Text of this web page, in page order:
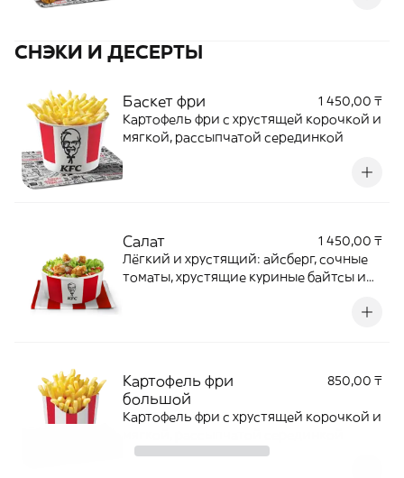
СНЭКИ И ДЕСЕРТЫ
Баскет фри
1 450,00 ₸
Картофель фри с хрустящей корочкой и
мягкой, рассыпчатой серединкой
Салат
1 450,00 ₸
Лёгкий и хрустящий: айсберг, сочные
томаты, хрустящие куриные байтсы и
Картофель фри
большой
850,00 ₸
Картофель фри с хрустящей корочкой и